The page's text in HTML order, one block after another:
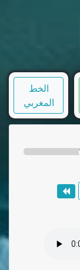
الخط
المغربي